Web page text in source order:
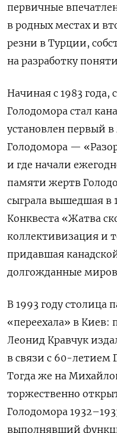
первичные
в родных местах и
резни в Турции,
на разработку
Начиная с 1983
Голодомора стал
установлен первый
Голодомора —
и где начали
памяти жертв
сыграла вышедшая в
Конквеста «Жатва
коллективизация и
придавшая
долгожданные
В 1993 году столица
«переехала» в
Леонид Кравчук
в связи с 60-летием
Тогда же на
торжественно
Голодомора
выполнявший